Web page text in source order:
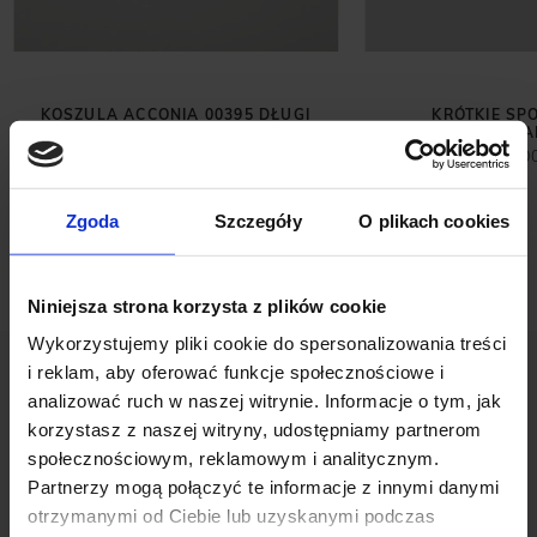
Zgoda Szczegóły O plikach cookies
Niniejsza strona korzysta z plików cookie
Wykorzystujemy pliki cookie do spersonalizowania treści
i reklam, aby oferować funkcje społecznościowe i
analizować ruch w naszej witrynie. Informacje o tym, jak
korzystasz z naszej witryny, udostępniamy partnerom
społecznościowym, reklamowym i analitycznym.
Partnerzy mogą połączyć te informacje z innymi danymi
otrzymanymi od Ciebie lub uzyskanymi podczas
KOSZULA ACCONIA 00395 DŁUGI
KRÓTKIE
KOMPLETU
OPINIE O PRODUKCIE: KOSZULA
FLUMERI 00518 DŁUGI RĘKAW